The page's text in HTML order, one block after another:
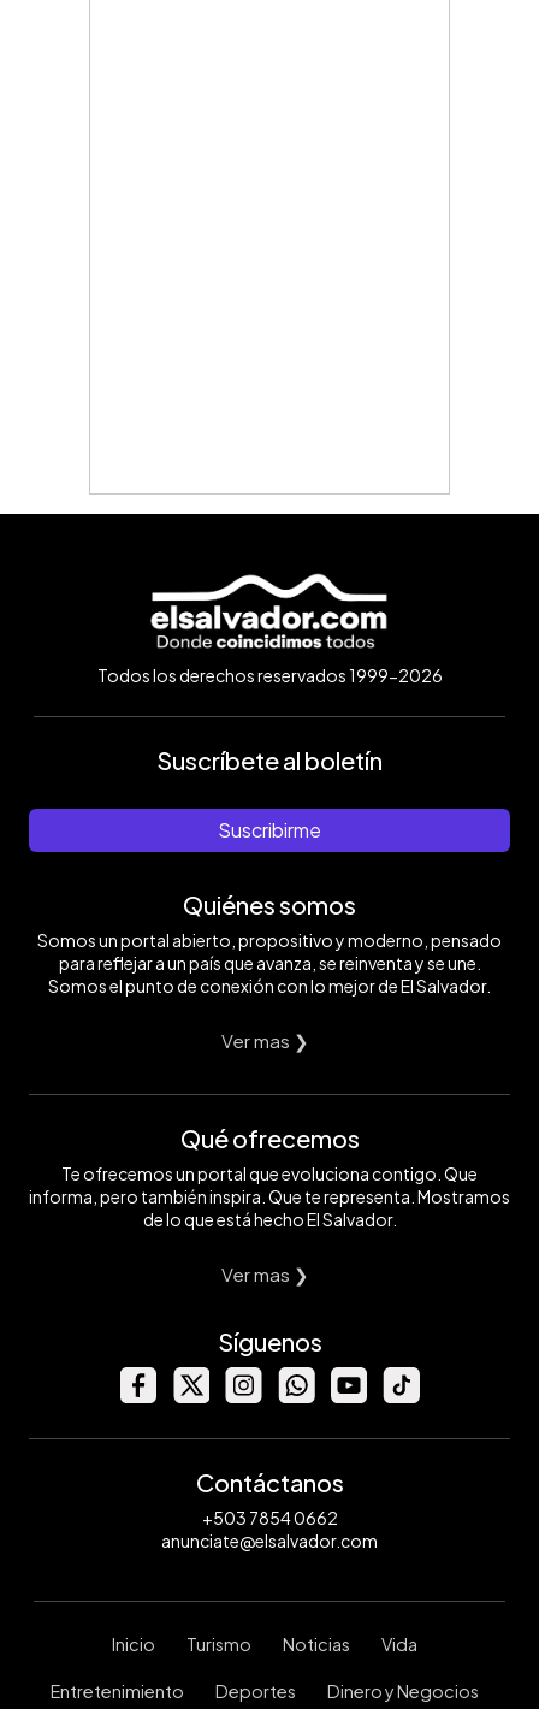
Todos los derechos reservados 1999-2026
Suscríbete al boletín
Suscribirme
Quiénes somos
Somos un portal abierto, propositivo y moderno, pensado
para reflejar a un país que avanza, se reinventa y se une.
Somos el punto de conexión con lo mejor de El Salvador.
Ver mas ❯
Qué ofrecemos
Te ofrecemos un portal que evoluciona contigo. Que
informa, pero también inspira. Que te representa. Mostramos
de lo que está hecho El Salvador.
Ver mas ❯
Síguenos
Contáctanos
+503 7854 0662
anunciate@elsalvador.com
Inicio Turismo Noticias Vida
Entretenimiento Deportes Dinero y Negocios